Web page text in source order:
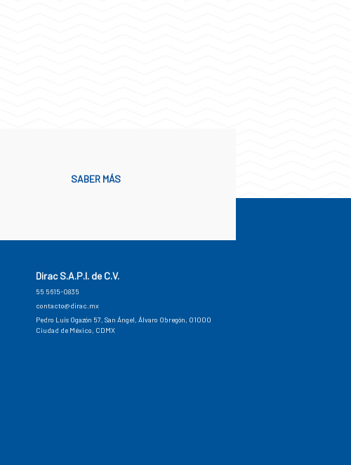
SABER MÁS
Dirac S.A.P.I. de C.V.
55 5615-0835
contacto@dirac.mx
Pedro Luis Ogazón 57, San Ángel, Álvaro Obregón, 01000
Ciudad de México, CDMX